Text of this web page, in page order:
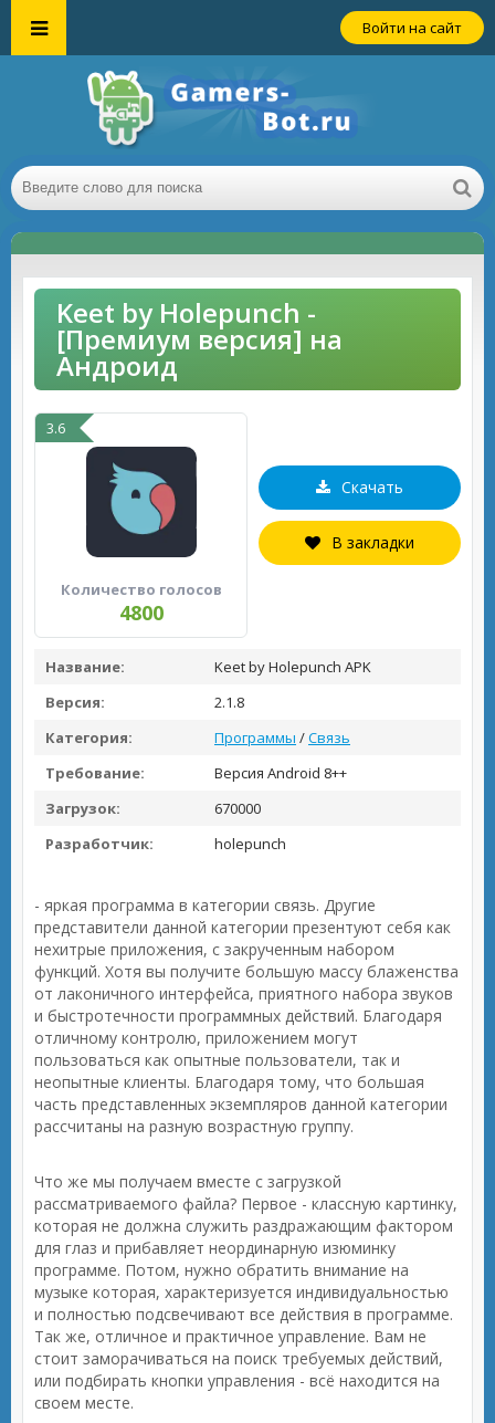
Войти на сайт
Keet by Holepunch -
[Премиум версия] на
Андроид
3.6
Количество голосов
4800
Скачать
В закладки
Название:
Keet by Holepunch APK
Версия:
2.1.8
Категория:
Программы /Связь
Требование:
Версия Android 8++
Загрузок:
670000
Разработчик:
holepunch
- яркая программа в категории связь. Другие
представители данной категории презентуют себя как
нехитрые приложения, с закрученным набором
функций. Хотя вы получите большую массу блаженства
от лаконичного интерфейса, приятного набора звуков
и быстротечности программных действий. Благодаря
отличному контролю, приложением могут
пользоваться как опытные пользователи, так и
неопытные клиенты. Благодаря тому, что большая
часть представленных экземпляров данной категории
рассчитаны на разную возрастную группу.
Что же мы получаем вместе с загрузкой
рассматриваемого файла? Первое - классную картинку,
которая не должна служить раздражающим фактором
для глаз и прибавляет неординарную изюминку
программе. Потом, нужно обратить внимание на
музыке которая, характеризуется индивидуальностью
и полностью подсвечивают все действия в программе.
Так же, отличное и практичное управление. Вам не
стоит заморачиваться на поиск требуемых действий,
или подбирать кнопки управления - всё находится на
своем месте.